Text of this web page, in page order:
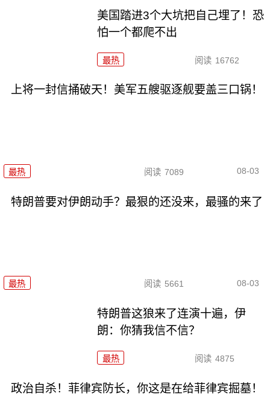
美国踏进3个大坑把自己埋了！恐
怕一个都爬不出
最热 阅读 16762
上将一封信捅破天！美军五艘驱逐舰要盖三口锅！
最热 阅读 7089 08-03
特朗普要对伊朗动手？最狠的还没来，最骚的来了
最热 阅读 5661 08-03
特朗普这狼来了连演十遍，伊
朗：你猜我信不信？
最热 阅读 4875
政治自杀！菲律宾防长，你这是在给菲律宾掘墓！